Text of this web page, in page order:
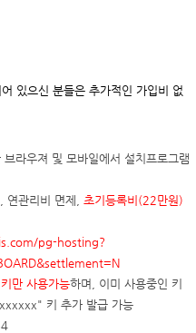
있으신 분들은 추가적인 가입비 없
라우져 및 모바일에서 설치프로그램
관리비 면제
초기등록비(22만원)
pg-hosting?
만 사용가능하며, 이미 사용중인 키
키 추가 발급 가능